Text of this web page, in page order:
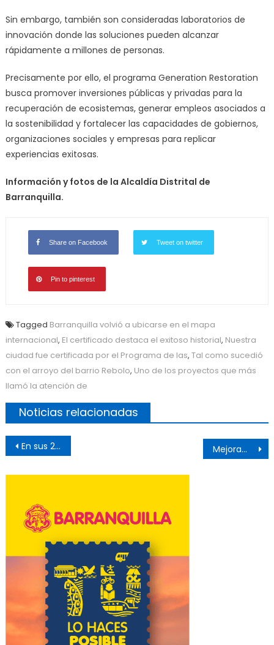
Sin embargo, también son consideradas laboratorios de
innovación donde las soluciones pueden alcanzar
rápidamente a millones de personas.
Precisamente por ello, el programa Generation Restoration
busca promover inversiones públicas y privadas para la
recuperación de ecosistemas, generar empleos asociados a
la sostenibilidad y fortalecer las capacidades de gobiernos,
organizaciones sociales y empresas para replicar
experiencias exitosas.
Información y fotos de la Alcaldía Distrital de
Barranquilla.
Share on Facebook Tweet on twitter
Pin to pinterest
Tagged Barranquilla volvió a ubicarse en el mapa
internacional, El certificado destaca el exitoso historial, Nuestra
ciudad fue certificada por el Programa de las, Tal como sucedió
con el arroyo del barrio Rebolo, Uno de los proyectos que más
llamó la atención de
Noticias relacionadas
Post
navigation
En sus 250 años de los Estados Unidos de América el presidente Donald Trump enalteció su grandeza. Mejoramientos rurales de la Gobernación cambian la vida de familias en corregimientos de Baranoa